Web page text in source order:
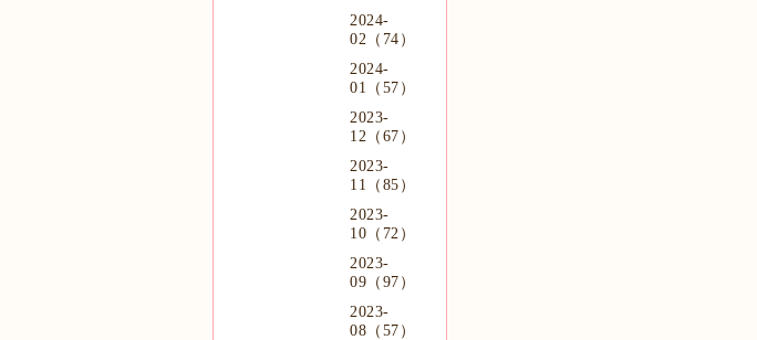
2024-
02（74）
2024-
01（57）
2023-
12（67）
2023-
11（85）
2023-
10（72）
2023-
09（97）
2023-
08（57）